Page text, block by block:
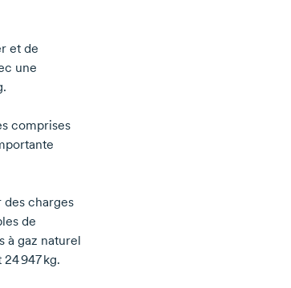
et de
une
comprises
des charges
de
à gaz naturel
24 947 kg.